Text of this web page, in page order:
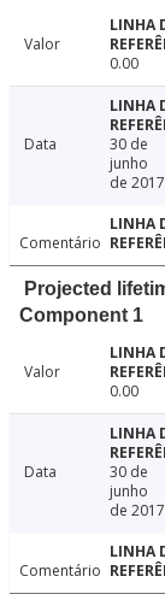
Valor
0.00
Data
30 de
junho
de 2017
Comentário
Projected
Component 1
Valor
0.00
Data
30 de
junho
de 2017
Comentário